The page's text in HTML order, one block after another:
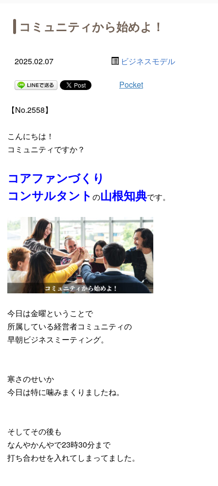
コミュニティから始めよ！
2025.02.07 ビジネスモデル
Pocket
【No.2558】
こんにちは！
コミュニティですか？
コアファンづくり
コンサルタント の山根知典です。
今日は金曜ということで
所属している経営者コミュニティの
早朝ビジネスミーティング。
寒さのせいか
今日は特に噛みまくりましたね。
そしてその後も
なんやかんやで23時30分まで
打ち合わせを入れてしまってました。